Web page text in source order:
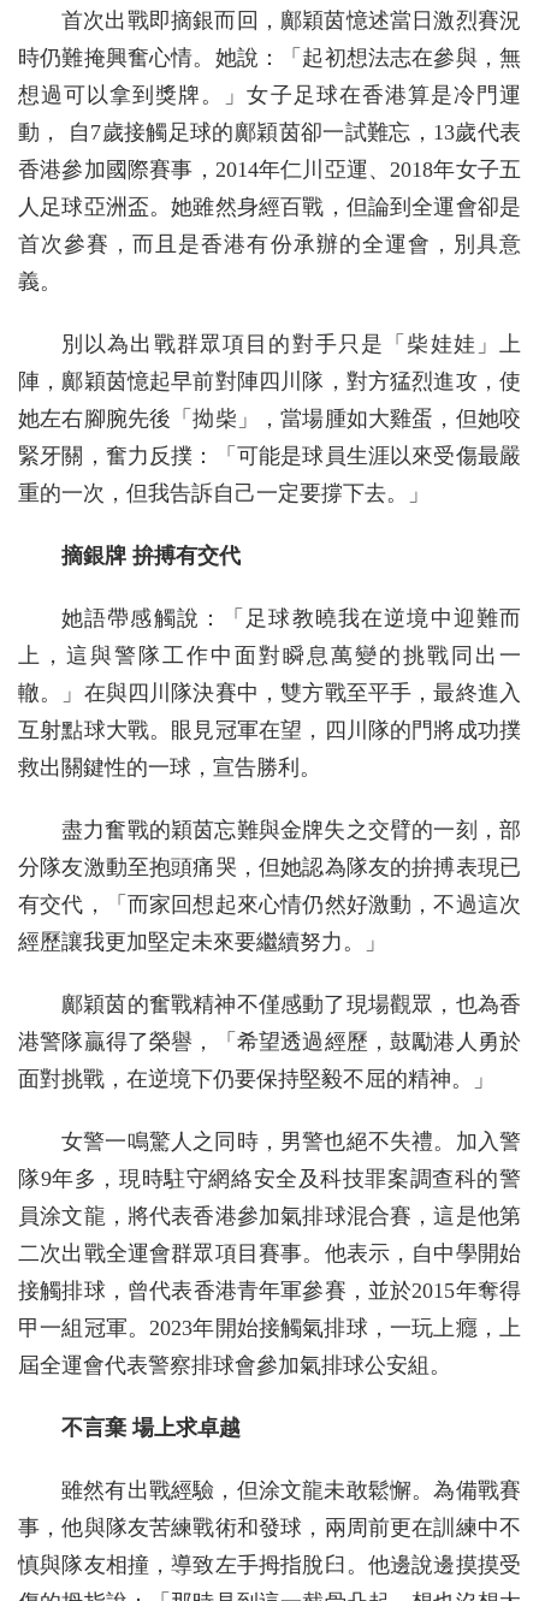
首次出戰即摘銀而回，鄺穎茵憶述當日激烈賽況
時仍難掩興奮心情。她說：「起初想法志在參與，無
想過可以拿到獎牌。」女子足球在香港算是冷門運
動， 自7歲接觸足球的鄺穎茵卻一試難忘，13歲代表
香港參加國際賽事，2014年仁川亞運、2018年女子五
人足球亞洲盃。她雖然身經百戰，但論到全運會卻是
首次參賽，而且是香港有份承辦的全運會，別具意
義。
別以為出戰群眾項目的對手只是「柴娃娃」上
陣，鄺穎茵憶起早前對陣四川隊，對方猛烈進攻，使
她左右腳腕先後「拗柴」，當場腫如大雞蛋，但她咬
緊牙關，奮力反撲：「可能是球員生涯以來受傷最嚴
重的一次，但我告訴自己一定要撐下去。」
摘銀牌 拚搏有交代
她語帶感觸說：「足球教曉我在逆境中迎難而
上，這與警隊工作中面對瞬息萬變的挑戰同出一
轍。」在與四川隊決賽中，雙方戰至平手，最終進入
互射點球大戰。眼見冠軍在望，四川隊的門將成功撲
救出關鍵性的一球，宣告勝利。
盡力奮戰的穎茵忘難與金牌失之交臂的一刻，部
分隊友激動至抱頭痛哭，但她認為隊友的拚搏表現已
有交代，「而家回想起來心情仍然好激動，不過這次
經歷讓我更加堅定未來要繼續努力。」
鄺穎茵的奮戰精神不僅感動了現場觀眾，也為香
港警隊贏得了榮譽，「希望透過經歷，鼓勵港人勇於
面對挑戰，在逆境下仍要保持堅毅不屈的精神。」
女警一鳴驚人之同時，男警也絕不失禮。加入警
隊9年多，現時駐守網絡安全及科技罪案調查科的警
員涂文龍，將代表香港參加氣排球混合賽，這是他第
二次出戰全運會群眾項目賽事。他表示，自中學開始
接觸排球，曾代表香港青年軍參賽，並於2015年奪得
甲一組冠軍。2023年開始接觸氣排球，一玩上癮，上
屆全運會代表警察排球會參加氣排球公安組。
不言棄 場上求卓越
雖然有出戰經驗，但涂文龍未敢鬆懈。為備戰賽
事，他與隊友苦練戰術和發球，兩周前更在訓練中不
慎與隊友相撞，導致左手拇指脫臼。他邊說邊摸摸受